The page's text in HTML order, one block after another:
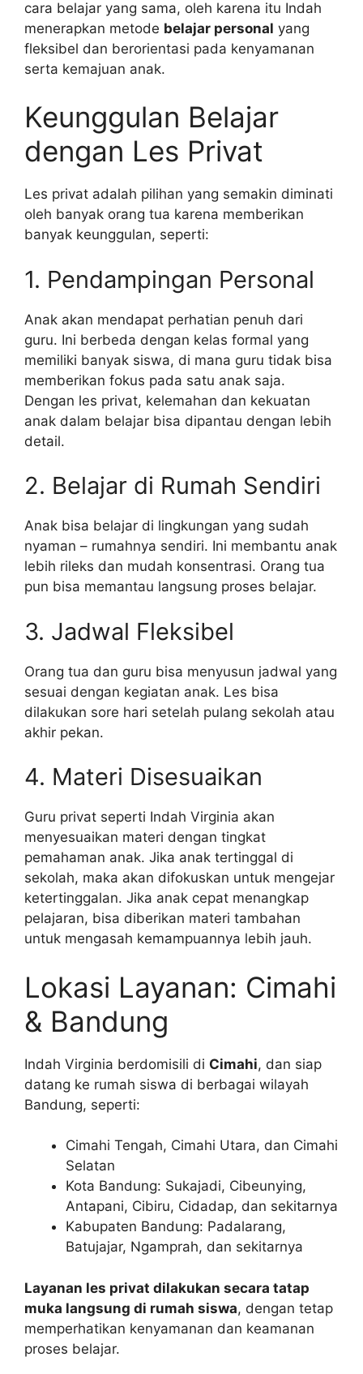
cara belajar yang sama, oleh karena itu Indah
menerapkan metode belajar personal yang
fleksibel dan berorientasi pada kenyamanan
serta kemajuan anak.
Keunggulan Belajar
dengan Les Privat
Les privat adalah pilihan yang semakin diminati
oleh banyak orang tua karena memberikan
banyak keunggulan, seperti:
1. Pendampingan Personal
Anak akan mendapat perhatian penuh dari
guru. Ini berbeda dengan kelas formal yang
memiliki banyak siswa, di mana guru tidak bisa
memberikan fokus pada satu anak saja.
Dengan les privat, kelemahan dan kekuatan
anak dalam belajar bisa dipantau dengan lebih
detail.
2. Belajar di Rumah Sendiri
Anak bisa belajar di lingkungan yang sudah
nyaman – rumahnya sendiri. Ini membantu anak
lebih rileks dan mudah konsentrasi. Orang tua
pun bisa memantau langsung proses belajar.
3. Jadwal Fleksibel
Orang tua dan guru bisa menyusun jadwal yang
sesuai dengan kegiatan anak. Les bisa
dilakukan sore hari setelah pulang sekolah atau
akhir pekan.
4. Materi Disesuaikan
Guru privat seperti Indah Virginia akan
menyesuaikan materi dengan tingkat
pemahaman anak. Jika anak tertinggal di
sekolah, maka akan difokuskan untuk mengejar
ketertinggalan. Jika anak cepat menangkap
pelajaran, bisa diberikan materi tambahan
untuk mengasah kemampuannya lebih jauh.
Lokasi Layanan: Cimahi
& Bandung
Indah Virginia berdomisili di Cimahi, dan siap
datang ke rumah siswa di berbagai wilayah
Bandung, seperti:
Cimahi Tengah, Cimahi Utara, dan Cimahi
Selatan
Kota Bandung: Sukajadi, Cibeunying,
Antapani, Cibiru, Cidadap, dan sekitarnya
Kabupaten Bandung: Padalarang,
Batujajar, Ngamprah, dan sekitarnya
Layanan les privat dilakukan secara tatap
muka langsung di rumah siswa, dengan tetap
memperhatikan kenyamanan dan keamanan
proses belajar.